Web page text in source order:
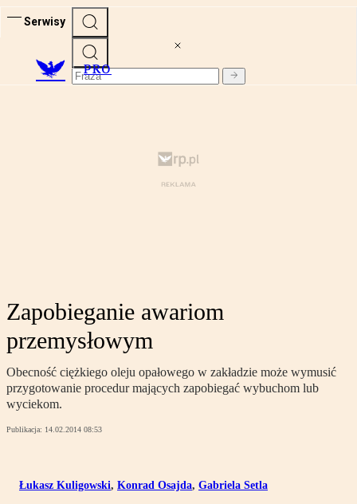
Serwisy
PRO
Zapobieganie awariom
przemysłowym
Obecność ciężkiego oleju opałowego w zakładzie może wymusić
przygotowanie procedur mających zapobiegać wybuchom lub
wyciekom.
Publikacja: 14.02.2014 08:53
Łukasz Kuligowski, Konrad Osajda, Gabriela Setla